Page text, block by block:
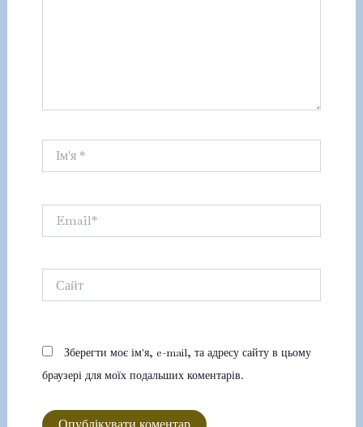
Зберегти моє ім'я, e-mail, та адресу сайту в цьому
браузері для моїх подальших коментарів.